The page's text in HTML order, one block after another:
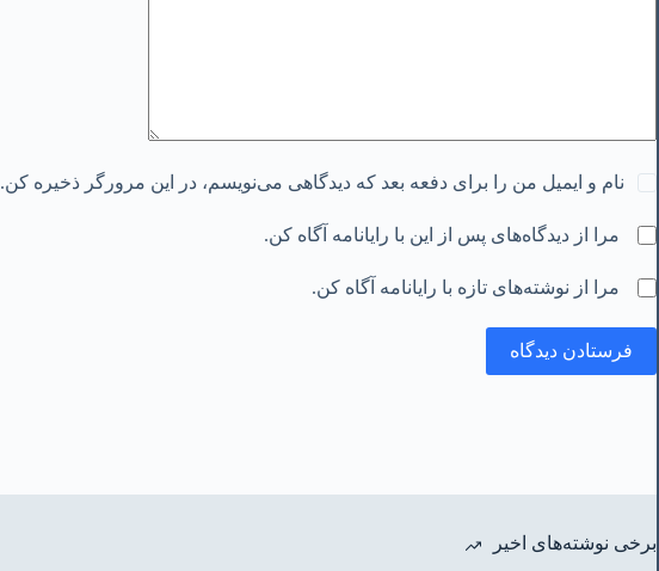
نام و ایمیل من را برای دفعه بعد که دیدگاهی می‌نویسم، در این مرورگر ذخیره کن.
مرا از دیدگاه‌های پس از این با رایانامه آگاه کن.
مرا از نوشته‌های تازه با رایانامه آگاه کن.
فرستادن دیدگاه
برخی نوشته‌های اخیر